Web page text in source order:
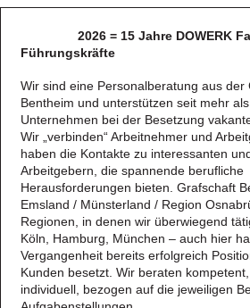
2026 = 15 Jahre DOWERK
Führungskräfte
Wir sind eine Personalberatung aus der
Bentheim und unterstützen seit mehr
Unternehmen bei der Besetzung
Wir „verbinden“ Arbeitnehmer und
haben die Kontakte zu interessanten
Arbeitgebern, die spannende berufliche
Herausforderungen bieten. Grafschaft
Emsland / Münsterland / Region
Regionen, in denen wir überwiegend
Köln, Hamburg, München – auch hier
Vergangenheit bereits erfolgreich
Kunden besetzt. Wir beraten
individuell, bezogen auf die jeweiligen